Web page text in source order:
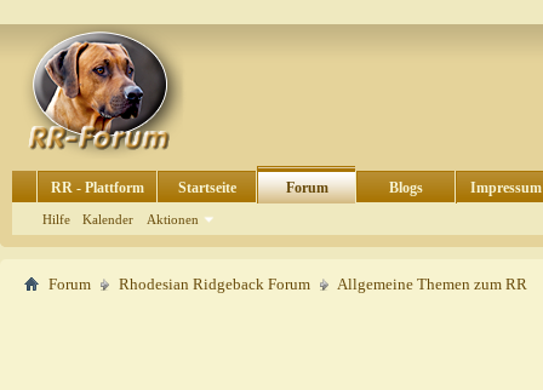
RR - Plattform Startseite Forum
Hilfe Kalender Aktionen
Blogs Impressum
Forum Rhodesian Ridgeback Forum Allgemeine Themen zum RR